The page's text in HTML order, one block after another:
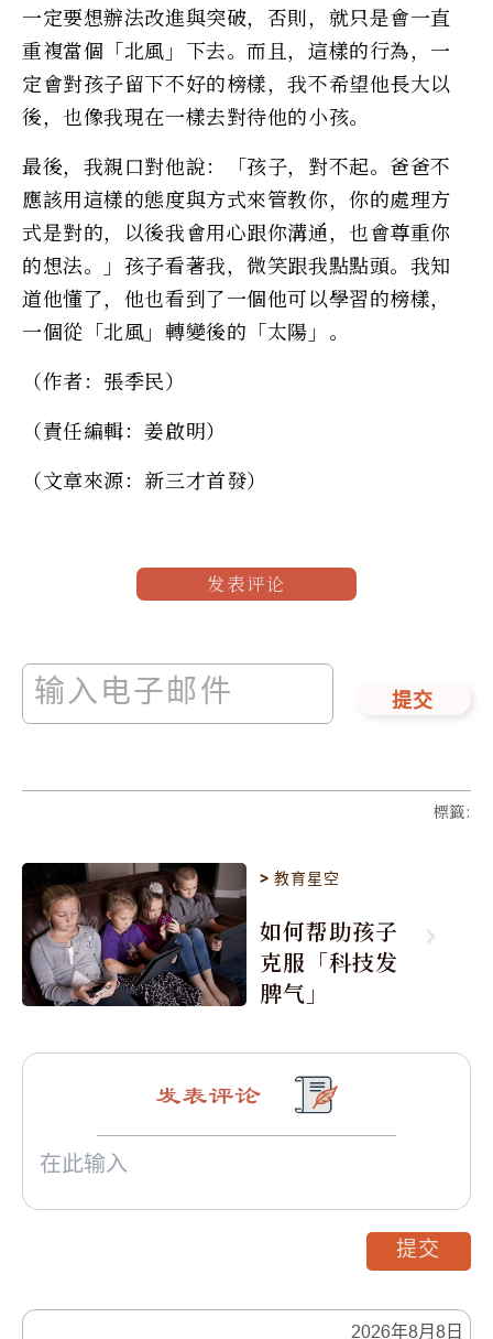
一定要想辦法改進與突破，否則，就只是會一直
重複當個「北風」下去。而且，這樣的行為，一
定會對孩子留下不好的榜樣，我不希望他長大以
後，也像我現在一樣去對待他的小孩。
最後，我親口對他說：「孩子，對不起。爸爸不
應該用這樣的態度與方式來管教你，你的處理方
式是對的，以後我會用心跟你溝通，也會尊重你
的想法。」孩子看著我，微笑跟我點點頭。我知
道他懂了，他也看到了一個他可以學習的榜樣，
一個從「北風」轉變後的「太陽」。
（作者：張季民）
（責任編輯：姜啟明）
（文章來源：新三才首發）
发表评论
提交
標籤:
>教育星空
如何帮助孩子
克服「科技发
脾气」
2026年8月8日
发表评论
提交